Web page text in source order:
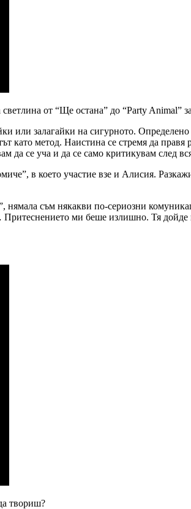
от “Ще остана” до “Party
или залагайки на сигурното.
метод. Наистина се стремя да
да се уча и да се само критикувам след
в което участие взе и Алисия.
нямала съм някакви по-сериозни
ми беше излишно. Тя
твориш?